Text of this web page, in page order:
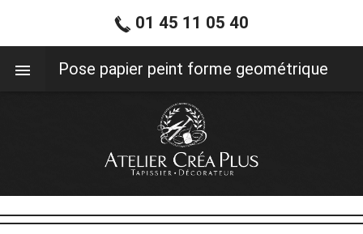
01 45 11 05 40
Pose papier peint forme geométrique